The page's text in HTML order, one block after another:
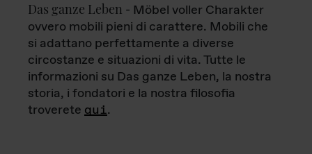
Das ganze Leben - Möbel voller Charakter
ovvero mobili pieni di carattere. Mobili che
si adattano perfettamente a diverse
circostanze e situazioni di vita. Tutte le
informazioni su Das ganze Leben, la nostra
storia, i fondatori e la nostra filosofia
troverete qui.